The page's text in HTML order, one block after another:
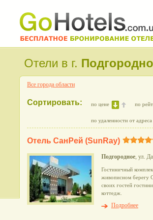
Отели в г.
Все города области
Сортировать: по цене по
по удаленности от адреса
Отель СанРей (SunRay)
Подгородное, ул.
Гостиничный
живописном берегу
своих гостей
коттедж.
Подробнее